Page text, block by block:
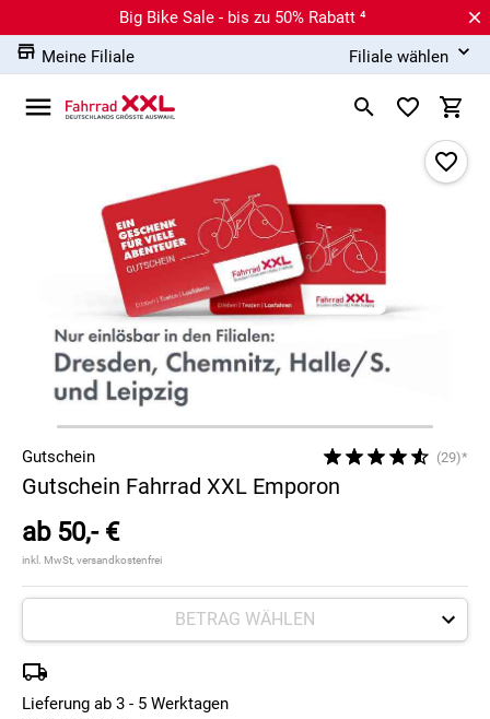
Big Bike Sale - bis zu 50% Rabatt ⁴
Meine Filiale
Filiale wählen
Gutschein (29)*
Gutschein Fahrrad XXL Emporon
ab50,- €
inkl. MwSt, versandkostenfrei
Lieferung ab 3 - 5 Werktagen